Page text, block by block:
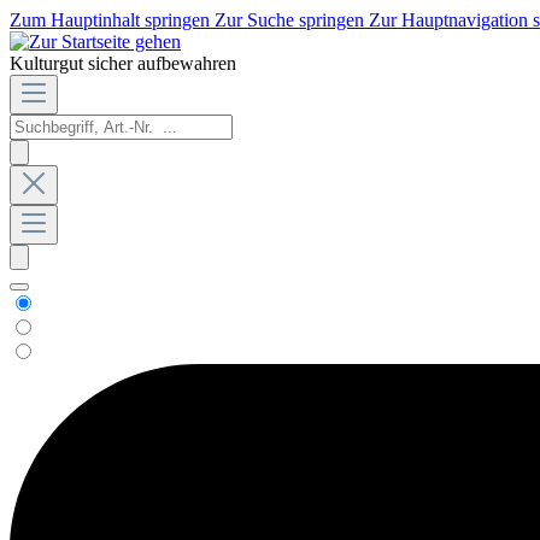
Zum Hauptinhalt springen Zur Suche springen Zur Hauptnavigation
Kulturgut sicher aufbewahren